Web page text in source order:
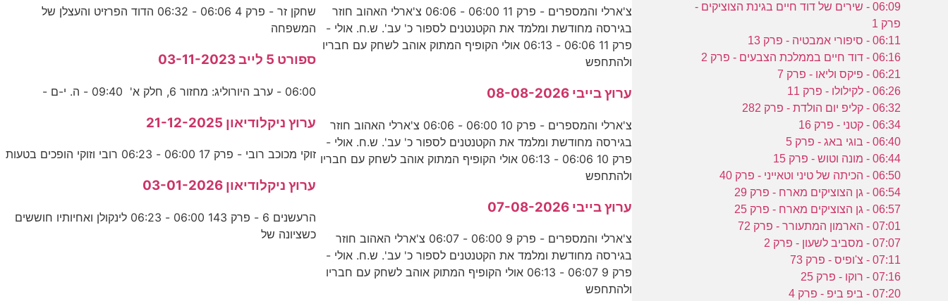
06:09 - שירים של דוד חיים בגינת הצוציקים -
פרק 1
06:11 - סיפורי אמבטיה - פרק 13
06:16 - דוד חיים בממלכת הצבעים - פרק 2
06:21 - פיקס וליאו - פרק 7
06:26 - לקילולו - פרק 11
06:32 - קליפ יום הולדת - פרק 282
06:34 - קטני - פרק 16
06:40 - בוגי באג - פרק 5
06:44 - מונה וטוש - פרק 15
06:50 - הכיתה של טיני וטאייני - פרק 40
06:54 - גן הצוציקים מארח - פרק 29
06:57 - גן הצוציקים מארח - פרק 25
07:01 - הארמון המתעורר - פרק 72
07:07 - מסביב לשעון - פרק 2
07:11 - צ'ופיס - פרק 73
07:16 - רוקו - פרק 25
07:20 - ביפ ביפ - פרק 4
צ'ארלי והמספרים - פרק 11 06:00 - 06:06 צ'ארלי האהוב חוזר
בגירסה מחודשת ומלמד את הקטנטנים לספור כ' עב'. ש.ח. אולי -
פרק 11 06:06 - 06:13 אולי הקופיף המתוק אוהב לשחק עם חבריו
ולהתחפש
ערוץ בייבי 08-08-2026
צ'ארלי והמספרים - פרק 10 06:00 - 06:06 צ'ארלי האהוב חוזר
בגירסה מחודשת ומלמד את הקטנטנים לספור כ' עב'. ש.ח. אולי -
פרק 10 06:06 - 06:13 אולי הקופיף המתוק אוהב לשחק עם חבריו
ולהתחפש
ערוץ בייבי 07-08-2026
צ'ארלי והמספרים - פרק 9 06:00 - 06:07 צ'ארלי האהוב חוזר
בגירסה מחודשת ומלמד את הקטנטנים לספור כ' עב'. ש.ח. אולי -
פרק 9 06:07 - 06:13 אולי הקופיף המתוק אוהב לשחק עם חבריו
ולהתחפש
שחקן זר - פרק 4 06:06 - 06:32 הדוד הפרזיט והעצלן של
המשפחה
ספורט 5 לייב 03-11-2023
06:00 - ערב היורוליג: מחזור 6, חלק א' 09:40 - ה. י-ם -
ערוץ ניקלודיאון 21-12-2025
זוקי מכוכב רובי - פרק 17 06:00 - 06:23 רובי וזוקי הופכים בטעות
ערוץ ניקלודיאון 03-01-2026
הרעשנים 6 - פרק 143 06:00 - 06:23 לינקולן ואחיותיו חוששים
כשציונה של